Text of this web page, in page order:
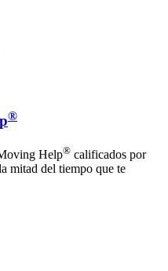
®
Help® calificados por
mitad del tiempo que te